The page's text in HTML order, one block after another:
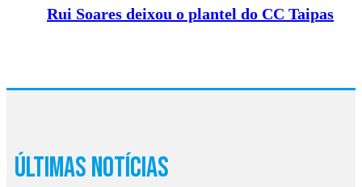
Rui Soares deixou o plantel do CC Taipas
Últimas Notícias